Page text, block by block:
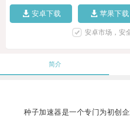
安卓下载 苹果下载
安卓市场，安
简介
种子加速器是一个专门为初创企